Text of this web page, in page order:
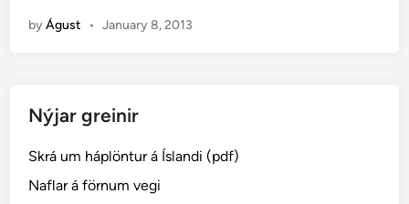
byÁgust • January 8, 2013
Nýjar greinir
Skrá um háplöntur á Íslandi (pdf)
Naflar á förnum vegi